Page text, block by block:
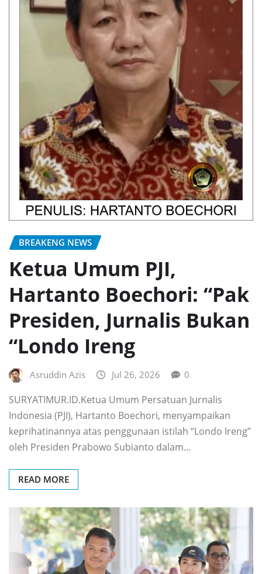
BREAKENG NEWS
Ketua Umum PJI,
Hartanto Boechori: “Pak
Presiden, Jurnalis Bukan
“Londo Ireng
Asruddin Azis Jul 26, 2026 0
SURYATIMUR.ID.Ketua Umum Persatuan Jurnalis
Indonesia (PJI), Hartanto Boechori, menyampaikan
keprihatinannya atas penggunaan istilah “Londo Ireng”
oleh Presiden Prabowo Subianto dalam…
READ MORE